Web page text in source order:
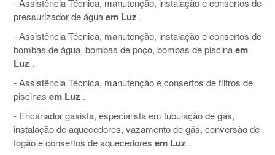
- Assistência Técnica, manutenção, instalação e consertos de
pressurizador de águaem Luz .
- Assistência Técnica, manutenção, instalação e consertos de
bombas de água, bombas de poço, bombas de piscinaem
Luz .
- Assistência Técnica, manutenção e consertos de filtros de
piscinas em Luz .
- Encanador gasista, especialista em tubulação de gás,
instalação de aquecedores, vazamento de gás, conversão de
fogão e consertos de aquecedores em Luz .